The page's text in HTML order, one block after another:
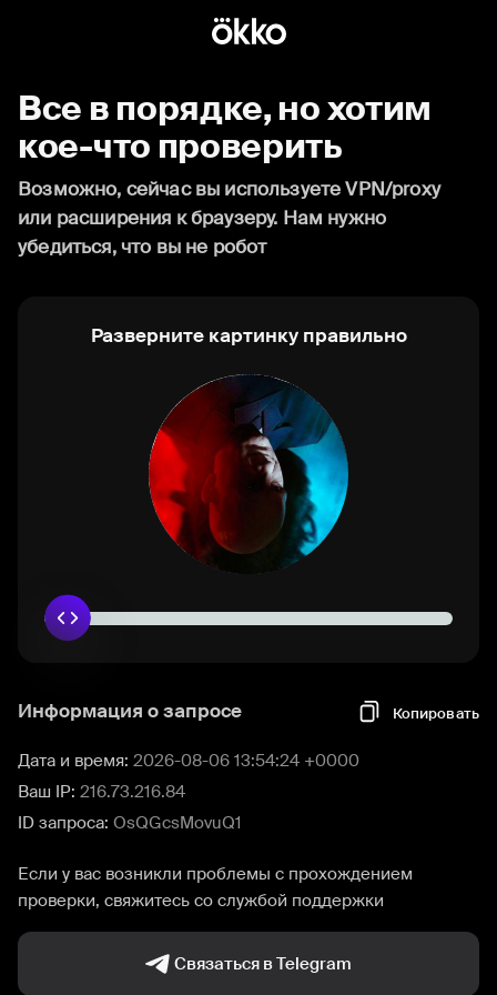
Все в порядке, но хотим
кое-что проверить
Возможно, сейчас вы используете VPN/proxy
или расширения к браузеру. Нам нужно
убедиться, что вы не робот
Разверните картинку правильно
Информация о запросе Копировать
Дата и время: 2026-08-06 13:54:24 +0000
Ваш IP: 216.73.216.84
ID запроса: OsQGcsMovuQ1
Если у вас возникли проблемы с прохождением
проверки, свяжитесь со службой поддержки
Связаться в Telegram